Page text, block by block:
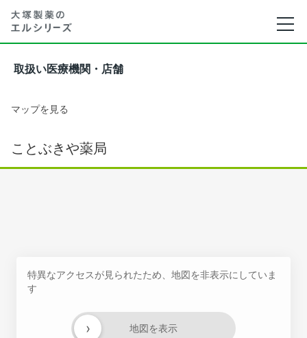
取扱い医療機関・店舗
マップを見る
ことぶきや薬局
特異なアクセスが見られたため、地図を非表示にしていま
す
地図を表示
›